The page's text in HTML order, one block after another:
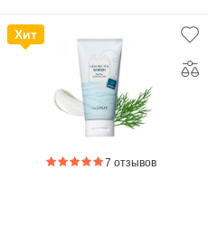
7 отзывов
Хит